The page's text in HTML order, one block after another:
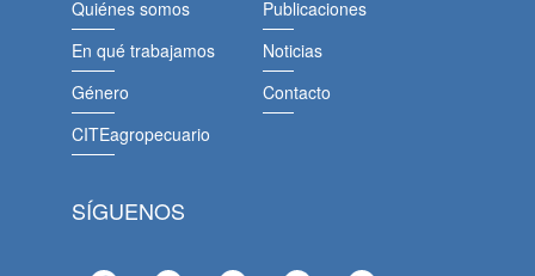
Quiénes somos
En qué trabajamos
Género
CITEagropecuario
Publicaciones
Noticias
Contacto
SÍGUENOS